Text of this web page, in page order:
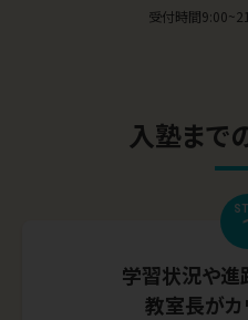
受付時間
入塾まで
1
学習状況や進
教室長がカ